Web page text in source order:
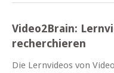
Video2Brain:
recherchieren
Die Lernvideos von